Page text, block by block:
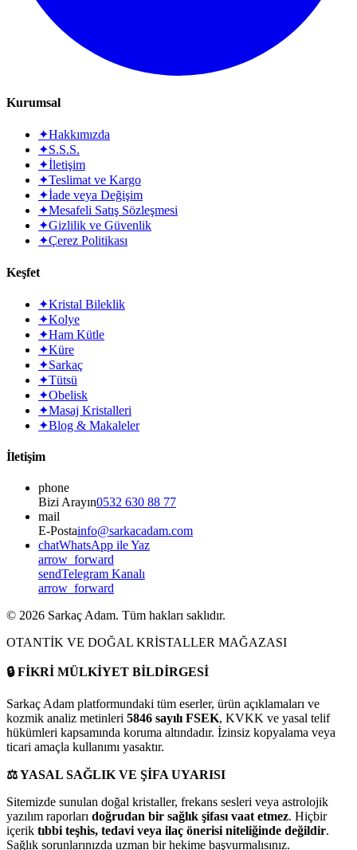
Kurumsal
✦Hakkımızda
✦S.S.S.
✦İletişim
✦Teslimat ve Kargo
✦İade veya Değişim
✦Mesafeli Satış Sözleşmesi
✦Gizlilik ve Güvenlik
✦Çerez Politikası
Keşfet
✦Kristal Bileklik
✦Kolye
✦Ham Kütle
✦Küre
✦Sarkaç
✦Tütsü
✦Obelisk
✦Masaj Kristalleri
✦Blog & Makaleler
İletişim
phone
Bizi Arayın0532 630 88 77
mail
E-Postainfo@sarkacadam.com
chatWhatsApp ile Yaz
arrow_forward
sendTelegram Kanalı
arrow_forward
© 2026 Sarkaç Adam. Tüm hakları saklıdır.
OTANTİK VE DOĞAL KRİSTALLER MAĞAZASI
🔒FİKRİ MÜLKİYET BİLDİRGESİ
Sarkaç Adam platformundaki tüm eserler, ürün açıklamaları ve
kozmik analiz metinleri 5846 sayılı FSEK, KVKK ve yasal telif
hükümleri kapsamında koruma altındadır. İzinsiz kopyalama veya
ticari amaçla kullanımı yasaktır.
⚖️YASAL SAĞLIK VE ŞİFA UYARISI
Sitemizde sunulan doğal kristaller, frekans sesleri veya astrolojik
yazılım raporları doğrudan bir sağlık şifası vaat etmez. Hiçbir
içerik tıbbi teşhis, tedavi veya ilaç önerisi niteliğinde değildir.
Sağlık sorunlarınızda uzman bir hekime başvurmalısınız.